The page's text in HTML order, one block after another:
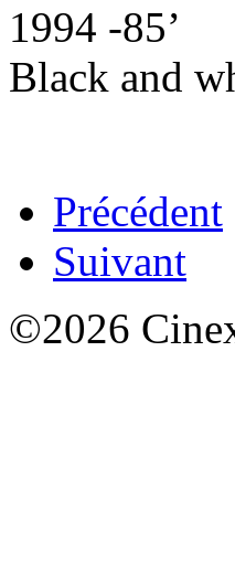
1994 -85’
Black and
Précédent
Suivant
©2026